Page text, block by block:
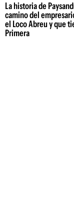
La historia de
camino del
el Loco Abreu y que
Primera